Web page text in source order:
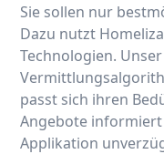
Sie sollen nur
Dazu nutzt
Technologien.
passt sich ihren
Angebote
Applikation